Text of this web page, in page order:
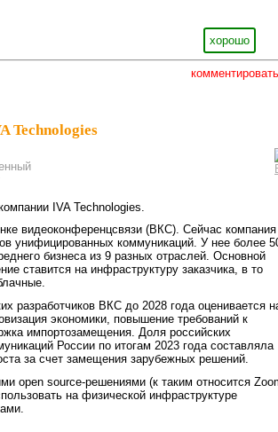
хорошо
комментировать
Technologies
IVA Technologies.
видеоконференцсвязи (ВКС). Сейчас компания
унифицированных коммуникаций. У нее более
бизнеса из 9 разных отраслей. Основной
ставится на инфраструктуру заказчика, в то
разработчиков ВКС до 2028 года оценивается
экономики, повышение требований к
импортозамещения. Доля российских
России по итогам 2023 года составляла
за счет замещения зарубежных решений.
open source-решениями (к таким относится
на физической инфраструктуре